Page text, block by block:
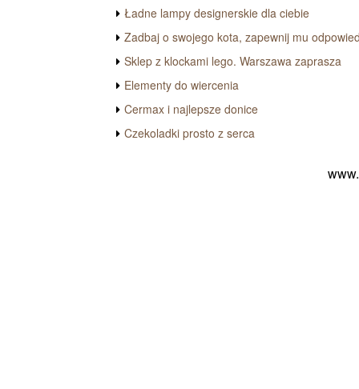
Ładne lampy designerskie dla ciebie
Zadbaj o swojego kota, zapewnij mu
Sklep z klockami lego. Warszawa zaprasza
Elementy do wiercenia
Cermax i najlepsze donice
Czekoladki prosto z serca